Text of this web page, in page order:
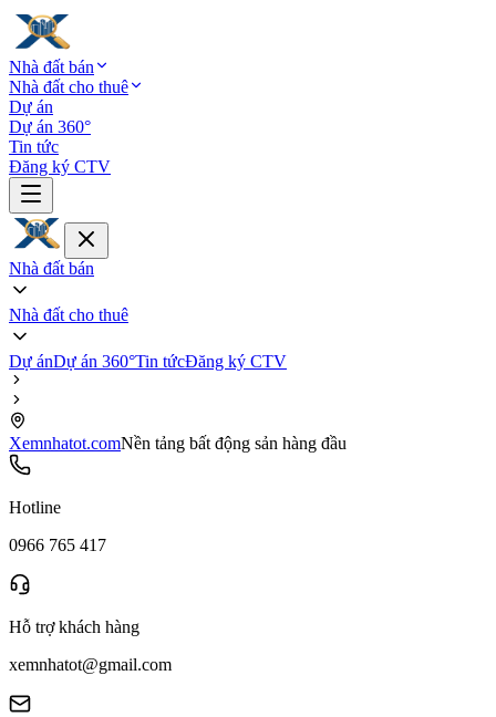
Nhà đất bán
Nhà đất cho thuê
Dự án
Dự án 360°
Tin tức
Đăng ký CTV
Nhà đất bán
Nhà đất cho thuê
Dự ánDự án 360°Tin tứcĐăng ký CTV
Xemnhatot.comNền tảng bất động sản hàng đầu
Hotline
0966 765 417
Hỗ trợ khách hàng
xemnhatot@gmail.com